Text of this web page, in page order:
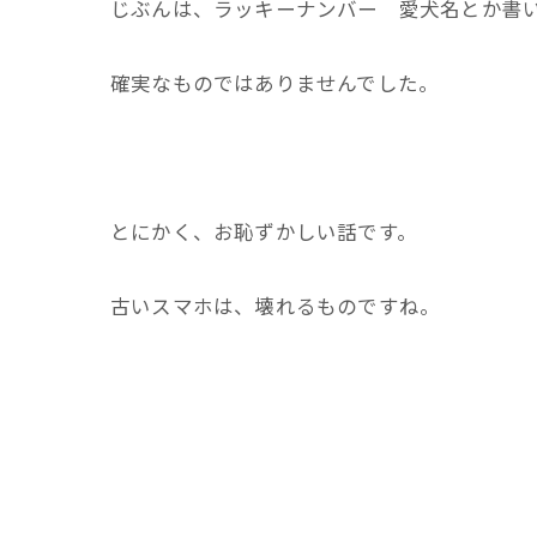
じぶんは、ラッキーナンバー 愛犬名とか書
確実なものではありませんでした。
とにかく、お恥ずかしい話です。
古いスマホは、壊れるものですね。